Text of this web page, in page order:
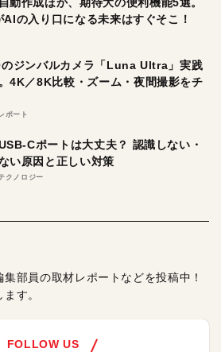
の入り口になる未来はすぐそこ！
ジンバルカメラ「Luna Ultra」実践
4K／8K比較・ズーム・夜間撮影をチ
ポート
Cポートは大丈夫？ 認識しない・
い原因と正しい対策
クノロジー
部員の取材レポートなどを投稿中！
す。
FOLLOW US